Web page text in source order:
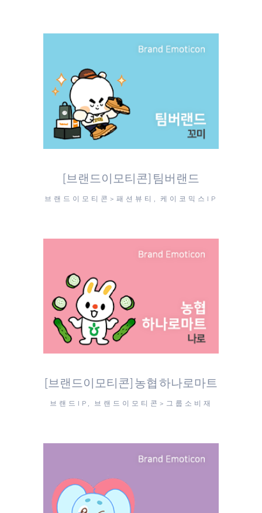
[브랜드이모티콘] 팀버랜드
브랜드이모티콘>패션뷰티, 케이코믹스IP
[브랜드이모티콘] 농협 하나로마트
브랜드IP, 브랜드이모티콘>그룹소비재